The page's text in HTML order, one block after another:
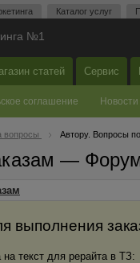
Каталог услуг
№1
статей Сервис
соглашение Новости
вопросы Автору. Вопросы
—
выполнения
текст для рерайта в ТЗ: